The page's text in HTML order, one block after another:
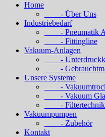
Home
- Über Uns
Industriebedarf
- Pneumatik
- Fittingline
Vakuum-Anlagen
-
-
Unsere Systeme
-
- Vakuum
- Filtertechnik
Vakuumpumpen
- Zubehör
Kontakt